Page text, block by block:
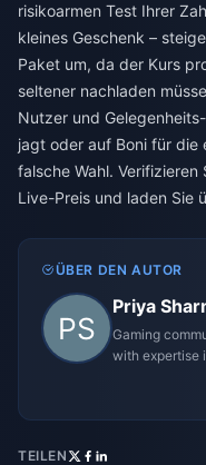
risikoarmen Test Ihrer
kleines Geschenk –
Paket um, da der Kurs
seltener nachladen
Nutzer und
jagt oder auf Boni für die
falsche Wahl.
Live-Preis und laden Sie
ÜBER DEN AUTOR
Priya
Gaming
with expertise
TEILEN